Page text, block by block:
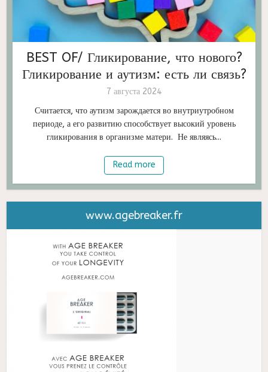
BEST OF/ Гликирование, что нового?
Гликирование и аутизм: есть ли связь?
7 августа 2024
Считается, что аутизм зарождается во внутриутробном
периоде, а его развитию способствует высокий уровень
гликирования в организме матери. Не являясь...
Read more
www.agebreaker.fr